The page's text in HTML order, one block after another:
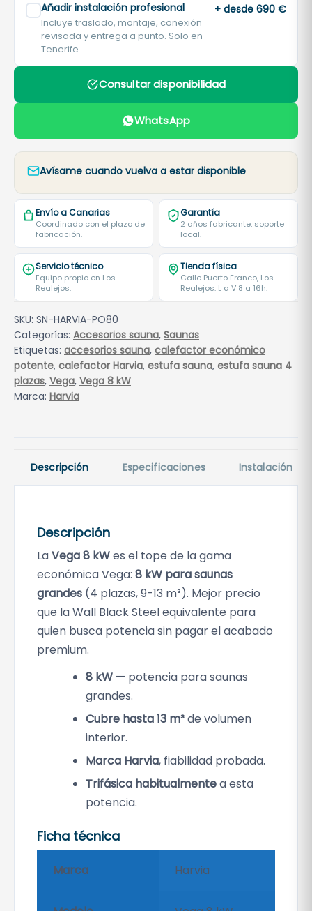
Añadir instalación profesional
Incluye traslado, montaje, conexión
revisada y entrega a punto. Solo en
Tenerife.
+ desde 690 €
Consultar disponibilidad
WhatsApp
Avísame cuando vuelva a estar disponible
Envío a Canarias
Coordinado con el plazo de
fabricación.
Garantía
2 años fabricante, soporte
local.
Servicio técnico
Equipo propio en Los
Realejos.
Tienda física
Calle Puerto Franco, Los
Realejos. L a V 8 a 16h.
SKU: SN-HARVIA-PO80
Categorías: Accesorios sauna, Saunas
Etiquetas: accesorios sauna, calefactor económico
potente, calefactor Harvia, estufa sauna, estufa sauna 4
plazas, Vega, Vega 8 kW
Marca: Harvia
Descripción Especificaciones Instalación
Descripción
LaVega 8 kWes el tope de la gama
económica Vega: 8 kW para saunas
grandes (4 plazas, 9-13 m³). Mejor precio
que la Wall Black Steel equivalente para
quien busca potencia sin pagar el acabado
premium.
8 kW — potencia para saunas
grandes.
Cubre hasta 13 m³de volumen
interior.
Marca Harvia, fiabilidad probada.
Trifásica habitualmentea esta
potencia.
Ficha técnica
Marca Harvia